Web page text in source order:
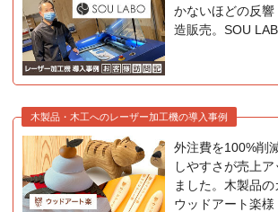
かないほどの反
造販売。SOU
木製品・木工へのレーザー加工機の導入事例
外注費を100%削
しやすさが売上
ました。木製品の
ウッドアート楽様